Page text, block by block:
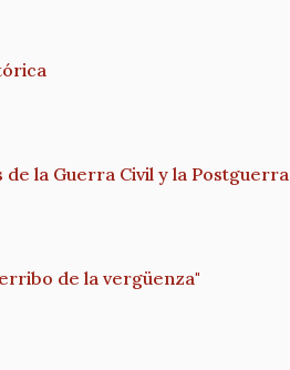
de la Guerra Civil y la Postguerra
de la vergüenza"